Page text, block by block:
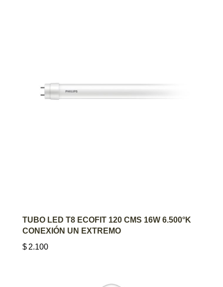
AGREGAR AL CARRITO
TUBO LED T8 ECOFIT 120 CMS 16W 6.500°K
CONEXIÓN UN EXTREMO
$ 2.100